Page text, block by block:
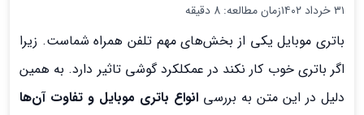
۳۱ خرداد ۱۴۰۲ زمان مطالعه: 8 دقیقه
باتری موبایل یکی از بخش‌های مهم تلفن همراه شماست. زیرا
اگر باتری خوب کار نکند در عمکلکرد گوشی تاثیر دارد. به همین
دلیل در این متن به بررسی انواع باتری موبایل و تفاوت آن‌ها